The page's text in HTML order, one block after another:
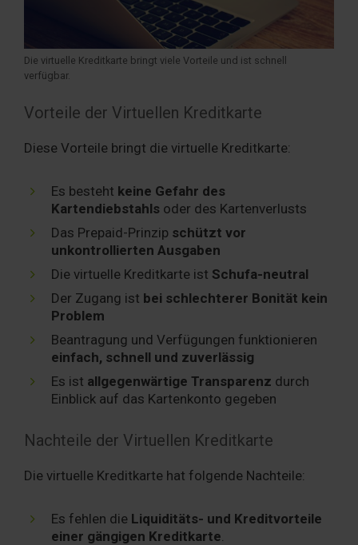
Die virtuelle Kreditkarte bringt viele Vorteile und ist schnell
verfügbar.
Vorteile der Virtuellen Kreditkarte
Diese Vorteile bringt die virtuelle Kreditkarte:
Es besteht keine Gefahr des
Kartendiebstahls oder des Kartenverlusts
Das Prepaid-Prinzip schützt vor
unkontrollierten Ausgaben
Die virtuelle Kreditkarte ist Schufa-neutral
Der Zugang ist bei schlechterer Bonität kein
Problem
Beantragung und Verfügungen funktionieren
einfach, schnell und zuverlässig
Es ist allgegenwärtige Transparenz durch
Einblick auf das Kartenkonto gegeben
Nachteile der Virtuellen Kreditkarte
Die virtuelle Kreditkarte hat folgende Nachteile:
Es fehlen die Liquiditäts- und Kreditvorteile
einer gängigen Kreditkarte